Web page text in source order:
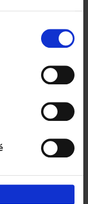
like a PRO -
edition (EN)